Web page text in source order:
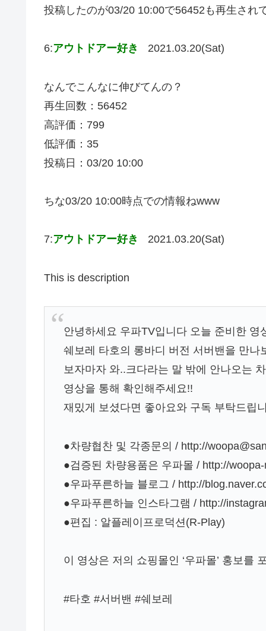
投稿したのが03/20 10:00で56452も再生され
6:アウトドアー好き 2021.03.20(Sat)
なんでこんなに伸びてんの？
再生回数：56452
高評価：799
低評価：35
投稿日：03/20 10:00
ちな03/20 10:00時点での情報ねwww
7:アウトドアー好き 2021.03.20(Sat)
This is description
안녕하세요 우파TV입니다 오늘 준비한 영
쉐보레 타호의 롱바디 버전 서버밴을 만나
보자마자 와..크다라는 말 밖에 안나오는
영상을 통해 확인해주세요!!
재밌게 보셨다면 좋아요와 구독 부탁드립
●차량협찬 및 각종문의 / http://
●검증된 차량용품은 우파몰 / http://
●우파푸른하늘 블로그 / http://
●우파푸른하늘 인스타그램 / http://
●편집 : 알플레이프로덕션(R-Play)
이 영상은 저의 쇼핑몰인 ‘우파몰’ 홍보를
#타호 #서버밴 #쉐보레